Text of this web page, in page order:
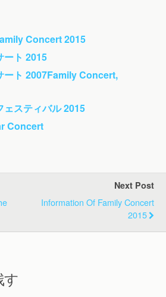
Concert 2015
ート 2015
ート 2007Family Concert,
ェスティバル 2015
Concert
Next Post
Information Of Family Concert
2015